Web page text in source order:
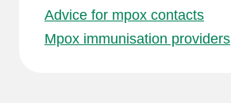
Advice for mpox contacts
Mpox immunisation providers